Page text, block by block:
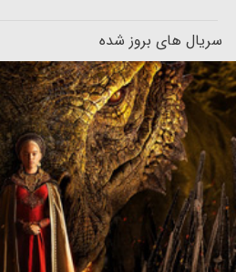
سریال های بروز شده